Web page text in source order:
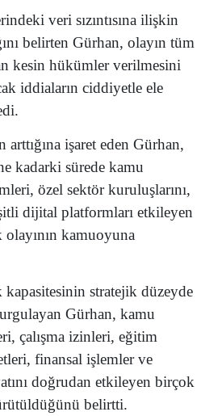
veri sızıntısına ilişkin
belirten Gürhan, olayın tüm
kesin hükümler verilmesini
iddiaların ciddiyetle ele
işaret eden Gürhan,
kadarki sürede kamu
özel sektör kuruluşlarını,
dijital platformları etkileyen
kamuoyuna
stratejik düzeyde
Gürhan, kamu
çalışma izinleri, eğitim
finansal işlemler ve
doğrudan etkileyen birçok
belirtti.